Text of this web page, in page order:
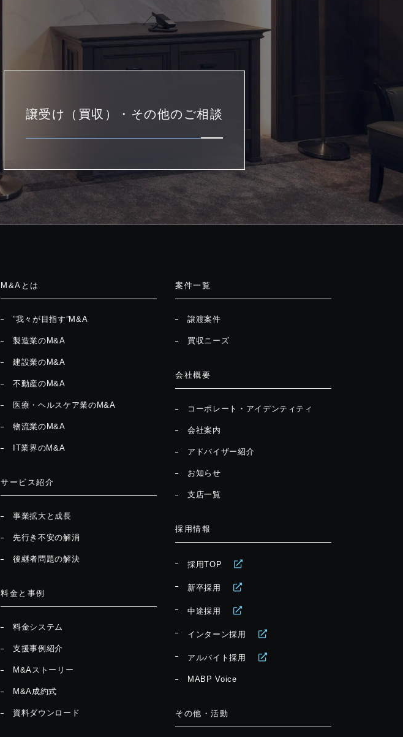
譲受け（買収）・その他のご相談
M&Aとは
”我々が目指す”M&A
製造業のM&A
建設業のM&A
不動産のM&A
医療・ヘルスケア業のM&A
物流業のM&A
IT業界のM&A
サービス紹介
事業拡大と成長
先行き不安の解消
後継者問題の解決
料金と事例
料金システム
支援事例紹介
M&Aストーリー
M&A成約式
資料ダウンロード
案件一覧
譲渡案件
買収ニーズ
会社概要
コーポレート・アイデンティティ
会社案内
アドバイザー紹介
お知らせ
支店一覧
採用情報
採用TOP
新卒採用
中途採用
インターン採用
アルバイト採用
MABP Voice
その他・活動